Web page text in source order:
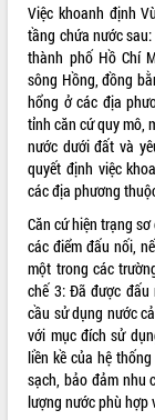
VIDEO
Không có file video
ALBUM ẢNH
Việc khoanh định
tầng chứa nước
thành phố Hồ Chí
sông Hồng, đồng
hổng ở các địa
tỉnh căn cứ quy mô,
nước dưới đất và
quyết định việc
các địa phương
Căn cứ hiện trạng
các điểm đấu nối,
một trong các
chế 3: Đã được
cầu sử dụng nước
với mục đích sử
liền kề của hệ
sạch, bảo đảm nhu
lượng nước phù hợp